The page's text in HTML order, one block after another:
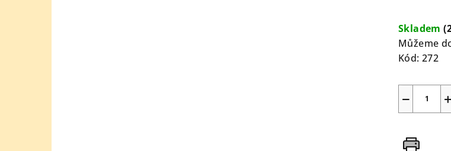
cena:
Skladem
Můžeme
Kód: 272
+
−